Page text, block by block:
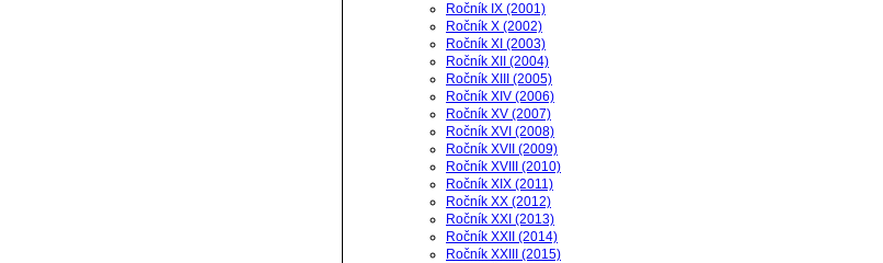
Ročník IX (2001)
Ročník X (2002)
Ročník XI (2003)
Ročník XII (2004)
Ročník XIII (2005)
Ročník XIV (2006)
Ročník XV (2007)
Ročník XVI (2008)
Ročník XVII (2009)
Ročník XVIII (2010)
Ročník XIX (2011)
Ročník XX (2012)
Ročník XXI (2013)
Ročník XXII (2014)
Ročník XXIII (2015)